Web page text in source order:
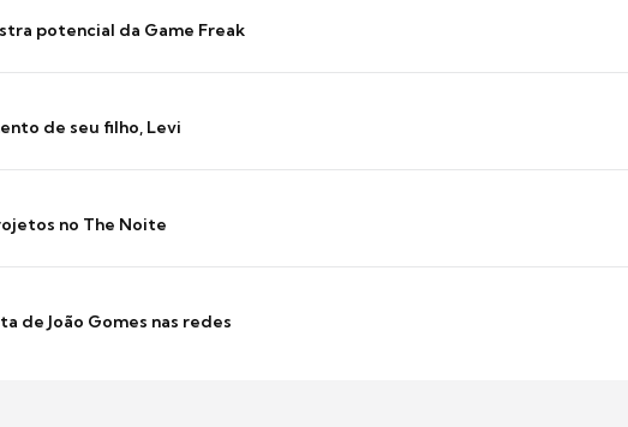
potencial da Game Freak
de seu filho, Levi
no The Noite
de João Gomes nas redes